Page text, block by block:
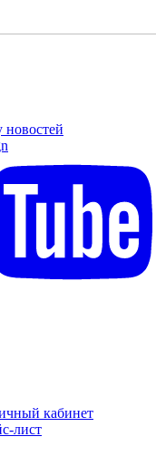
новостей
кабинет
лист